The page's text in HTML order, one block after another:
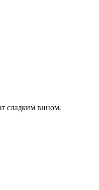
сладким вином.